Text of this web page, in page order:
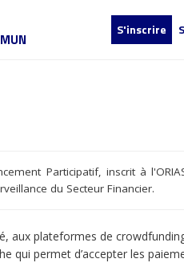
S'inscrire
Participatif, inscrit à
du Secteur Financier.
aux plateformes de
qui permet d’accepter les